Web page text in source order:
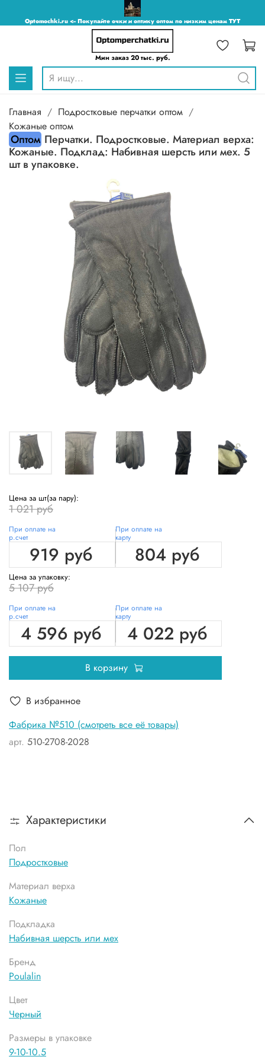
Optomochki.ru <-- Покупайте очки и оптику оптом по низким ценам ТУТ
Мин заказ 20 тыс. руб.
Главная
Подростковые перчатки оптом
Кожаные оптом
Оптом Перчатки. Подростковые. Материал верха:
Кожаные. Подклад: Набивная шерсть или мех. 5
шт в упаковке.
Фабрика №510 (смотреть все её товары)
арт. 510-2708-2028
Цена за шт(за пару):
1 021 руб
При оплате на
р.счет
919 руб
При оплате на
карту
804 руб
Цена за упаковку:
5 107 руб
При оплате на
р.счет
4 596 руб
При оплате на
карту
4 022 руб
В корзину
В избранное
Характеристики
Пол
Подростковые
Материал верха
Кожаные
Подкладка
Набивная шерсть или мех
Бренд
Poulalin
Цвет
Черный
Размеры в упаковке
9-10-10.5